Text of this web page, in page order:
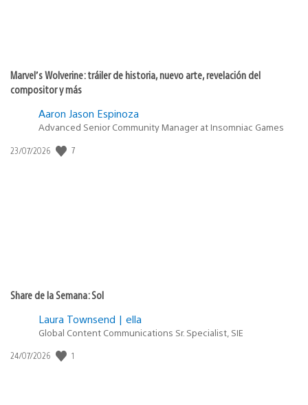
Marvel’s Wolverine: tráiler de historia, nuevo arte, revelación del
compositor y más
Aaron Jason Espinoza
Advanced Senior Community Manager at Insomniac Games
Fecha
23/07/2026 7
Share de la Semana: Sol
Laura Townsend | ella
Global Content Communications Sr. Specialist, SIE
Fecha
24/07/2026 1